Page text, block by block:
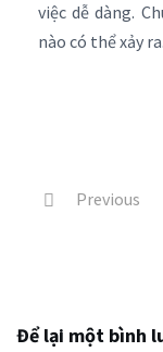
việc dễ dàng.
nào có thể xảy ra.
Previous
Để lại một bình